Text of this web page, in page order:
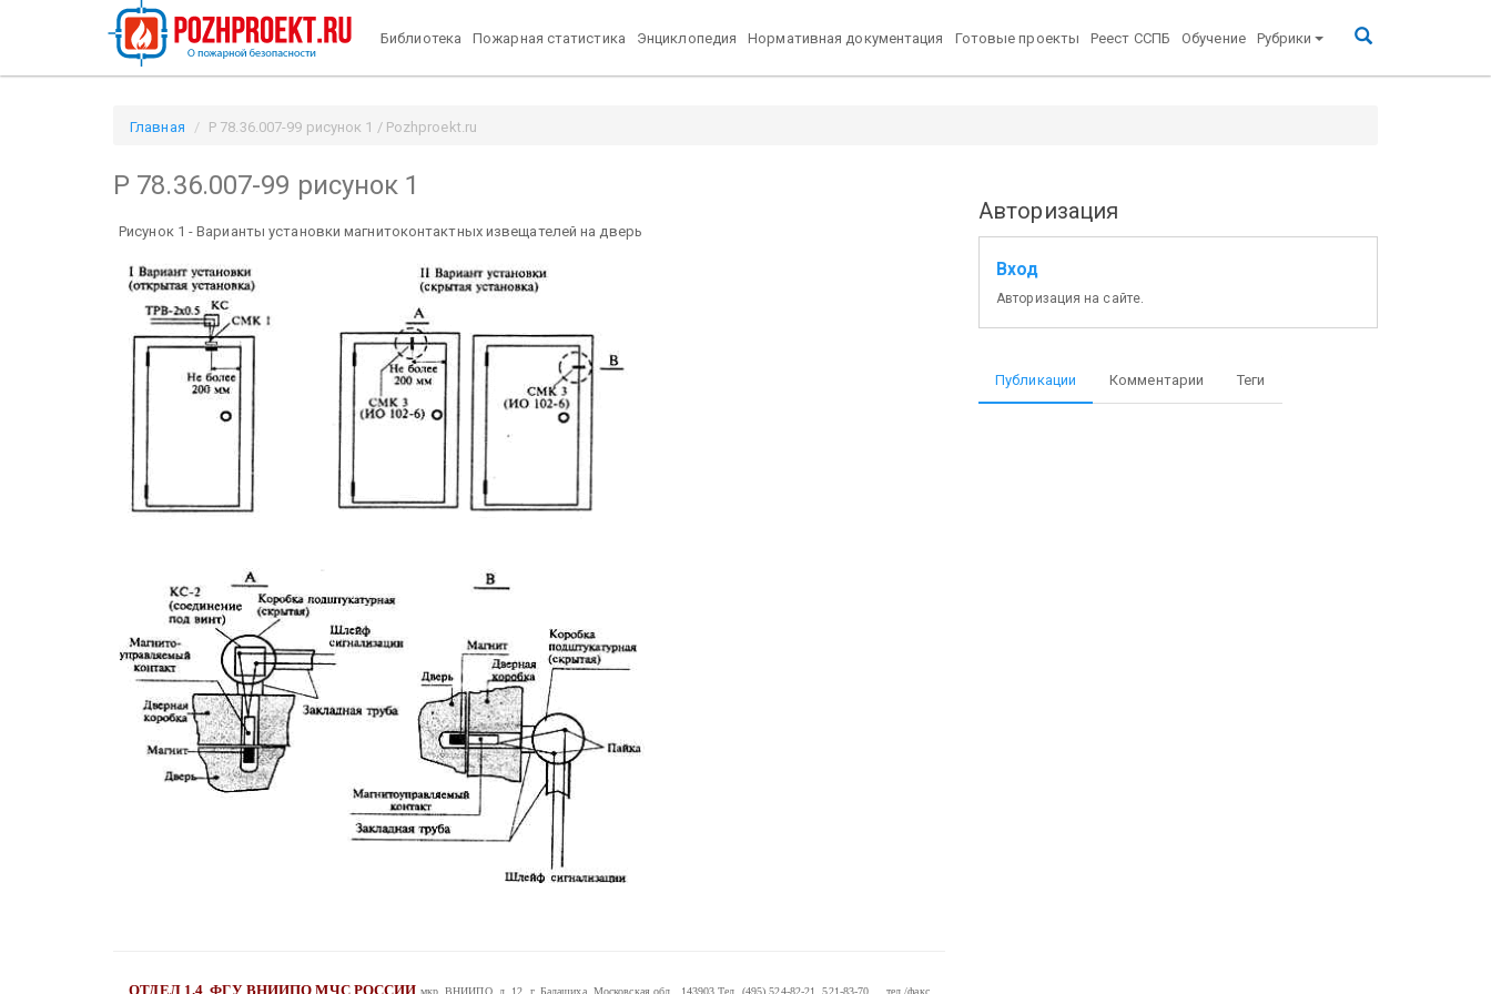
Библиотека Пожарная статистика Энциклопедия Нормативная документация Готовые проекты Реест ССПБ Обучение Рубрики
Главная Р 78.36.007-99 рисунок 1 / Pozhproekt.ru
Р 78.36.007-99 рисунок 1
Рисунок 1 - Варианты установки магнитоконтактных извещателей на дверь
ОТДЕЛ 1.4ФГУ ВНИИПО МЧС РОССИИ мкр. ВНИИПО, д. 12, г. Балашиха, Московская обл., 143903 Тел. (495) 524-82-21, 521-83-70 тел./факс
Авторизация
Вход
Авторизация на сайте.
Публикации Комментарии Теги